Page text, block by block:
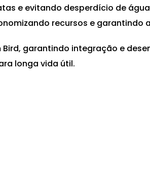
e evitando desperdício de
recursos e garantindo
garantindo integração e
longa vida útil.